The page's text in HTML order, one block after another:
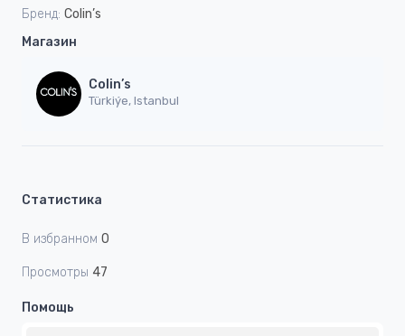
Бренд: Colin’s
Магазин
Colin’s
Türkiýe, Istanbul
Статистика
В избранном 0
Просмотры 47
Помощь